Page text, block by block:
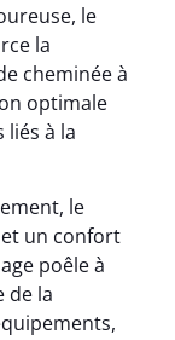
le
la
cheminée à
optimale
liés à la
le
un confort
poêle à
de la